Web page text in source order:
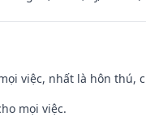
việc, nhất là hôn thú,
mọi việc.